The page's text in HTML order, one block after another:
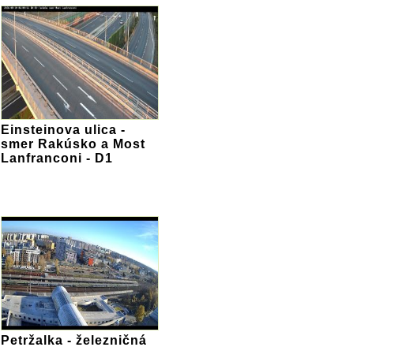
Einsteinova ulica -
smer Rakúsko a Most
Lanfranconi - D1
Petržalka - železničná